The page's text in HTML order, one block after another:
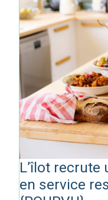
L’îlot recrute
en service